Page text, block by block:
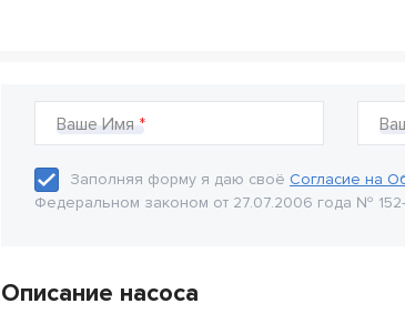
Ваше Имя
Заполняя форму я даю своё Согласие на
Федеральном законом от 27.07.2006 года №
Описание насоса